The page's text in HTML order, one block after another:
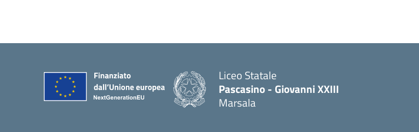
Liceo Statale
Pascasino - Giovanni XXIII
Marsala